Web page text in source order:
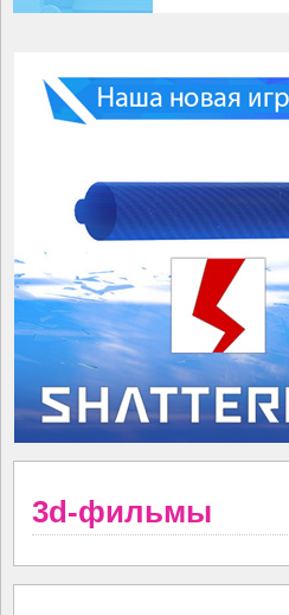
3d-фильмы